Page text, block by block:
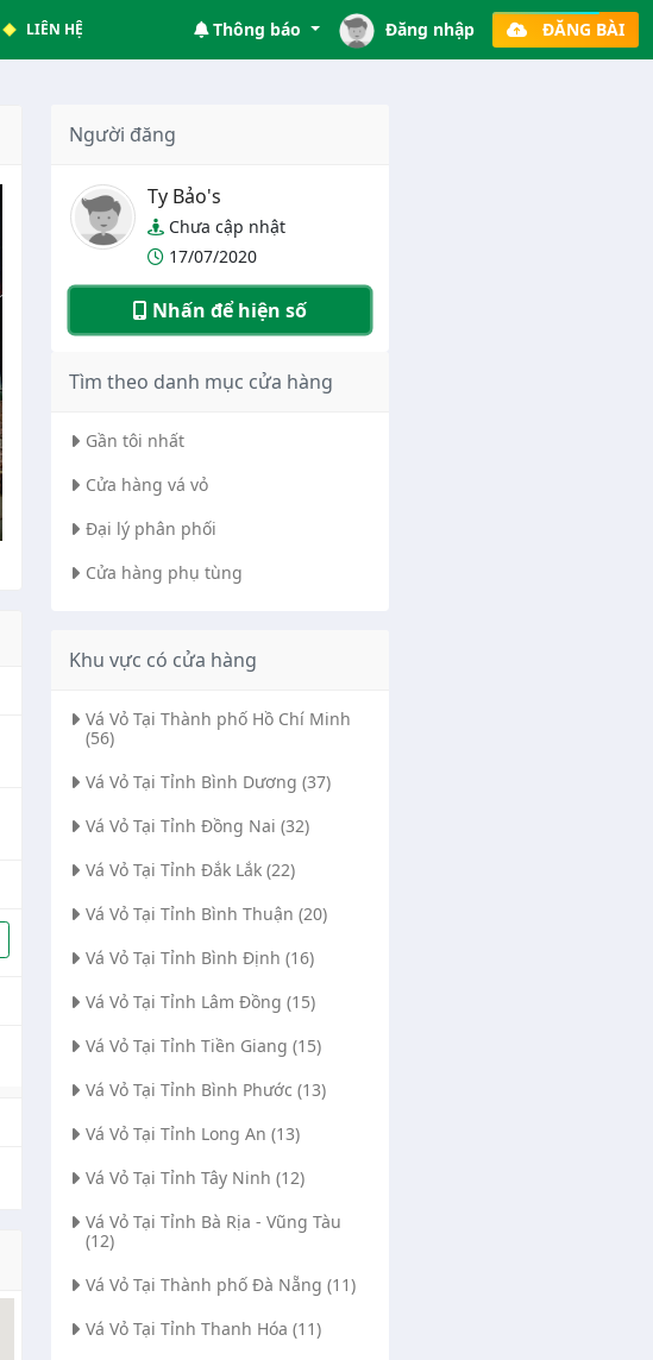
LIÊN HỆ Thông báo Đăng nhập ĐĂNG BÀI
Người đăng
Ty Bảo's
Chưa cập nhật
17/07/2020
Nhấn để hiện số
Tìm theo danh mục cửa hàng
Gần tôi nhất
Cửa hàng vá vỏ
Đại lý phân phối
Cửa hàng phụ tùng
Khu vực có cửa hàng
Vá Vỏ Tại Thành phố Hồ Chí Minh
(56)
Vá Vỏ Tại Tỉnh Bình Dương (37)
Vá Vỏ Tại Tỉnh Đồng Nai (32)
Vá Vỏ Tại Tỉnh Đắk Lắk (22)
Vá Vỏ Tại Tỉnh Bình Thuận (20)
Vá Vỏ Tại Tỉnh Bình Định (16)
Vá Vỏ Tại Tỉnh Lâm Đồng (15)
Vá Vỏ Tại Tỉnh Tiền Giang (15)
Vá Vỏ Tại Tỉnh Bình Phước (13)
Vá Vỏ Tại Tỉnh Long An (13)
Vá Vỏ Tại Tỉnh Tây Ninh (12)
Vá Vỏ Tại Tỉnh Bà Rịa - Vũng Tàu
(12)
Vá Vỏ Tại Thành phố Đà Nẵng (11)
Vá Vỏ Tại Tỉnh Thanh Hóa (11)